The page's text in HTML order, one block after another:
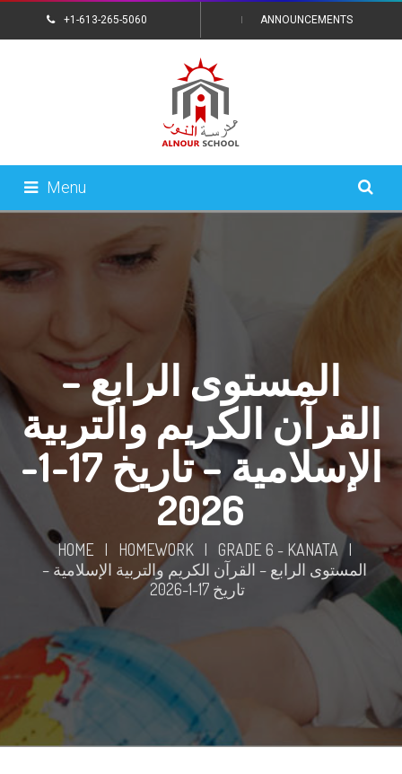
+1-613-265-5060 ANNOUNCEMENTS
Menu
المستوى الرابع –
القرآن الكريم والتربية
الإسلامية – تاريخ 17-1-
2026
HOME | HOMEWORK | GRADE 6 - KANATA |
المستوى الرابع – القرآن الكريم والتربية الإسلامية –
تاريخ 17-1-2026